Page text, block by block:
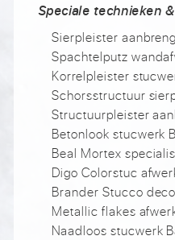
Speciale technieken
Sierpleister
Spachtelputz
Korrelpleister
Schorsstructuur
Structuurpleister
Betonlook stucwerk
Beal Mortex
Digo Colorstuc
Brander Stucco
Metallic flakes
Naadloos stucwerk